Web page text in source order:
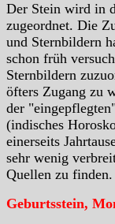
Der Stein wird in
zugeordnet. Die
und Sternbildern
schon früh
Sternbildern
öfters Zugang zu
der
(indisches
einerseits
sehr wenig
Quellen zu finden.
Geburtsstein,